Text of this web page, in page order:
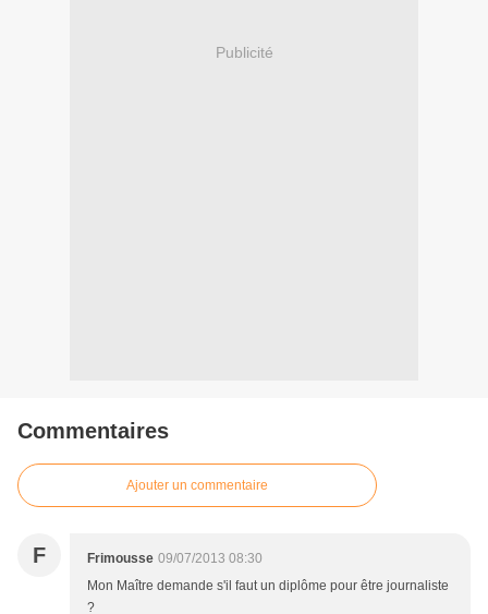
Publicité
Commentaires
Ajouter un commentaire
F Frimousse 09/07/2013 08:30
Mon Maître demande s'il faut un diplôme pour être journaliste
?